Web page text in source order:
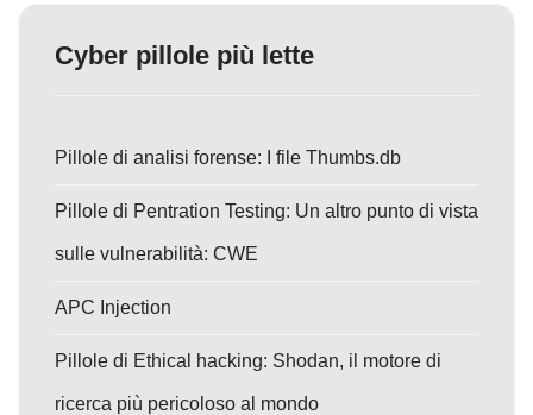
Cyber pillole più lette
Pillole di analisi forense: I file Thumbs.db
Pillole di Pentration Testing: Un altro punto di vista
sulle vulnerabilità: CWE
APC Injection
Pillole di Ethical hacking: Shodan, il motore di
ricerca più pericoloso al mondo